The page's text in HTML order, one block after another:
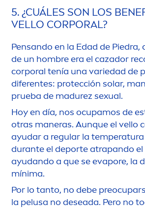
5. ¿CUÁLES SON LOS
VELLO CORPORAL?
Pensando en la Edad de Piedra,
de un hombre era el cazador
corporal tenía una variedad de
diferentes: protección solar,
prueba de madurez sexual.
Hoy en día, nos ocupamos de
otras maneras. Aunque el vello
ayudar a regular la
durante el deporte atrapando
ayudando a que se evapore, la
mínima.
Por lo tanto, no debe
la pelusa no deseada. Pero no